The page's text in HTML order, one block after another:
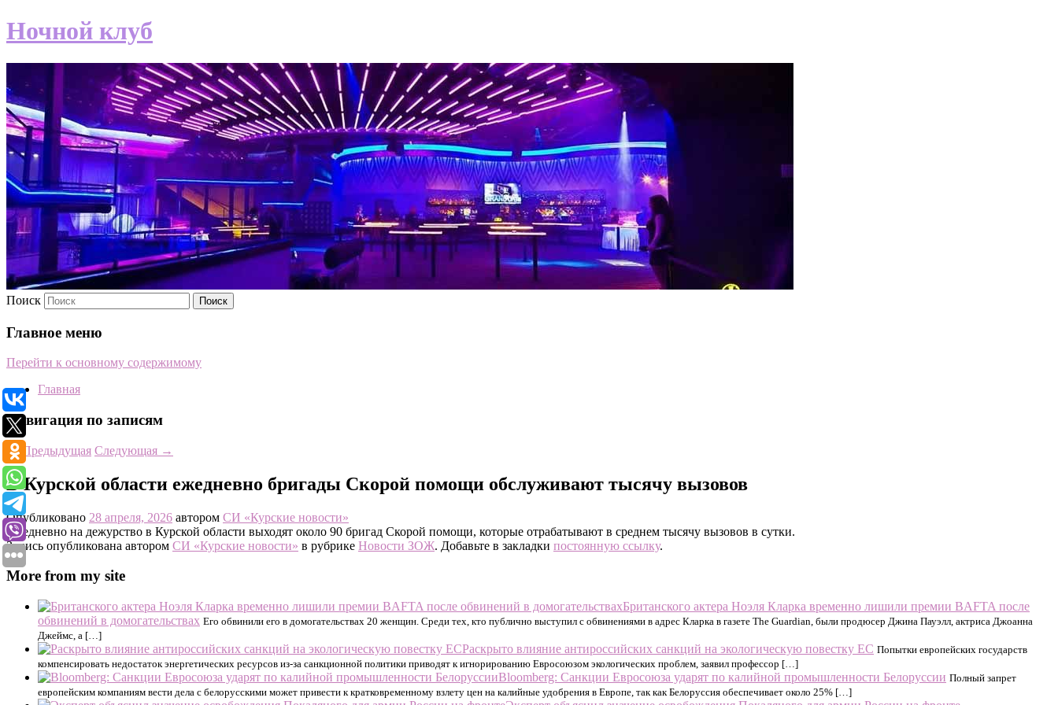
Ночной клуб
Поиск
Главное меню
Перейти к основному содержимому
Главная
Навигация по записям
←Предыдущая Следующая →
В Курской области ежедневно бригады Скорой помощи обслуживают тысячу вызовов
Опубликовано 28 апреля, 2026 автором СИ «Курские новости»
Ежедневно на дежурство в Курской области выходят около 90 бригад Скорой помощи, которые отрабатывают в среднем тысячу вызовов в сутки.
Запись опубликована автором СИ «Курские новости» в рубрике Новости ЗОЖ. Добавьте в закладки постоянную ссылку.
More from my site
Британского актера Ноэля Кларка временно лишили премии BAFTA после
обвинений в домогательствах Его обвинили его в домогательствах 20 женщин. Среди тех, кто публично выступил с обвинениями в адрес Кларка в газете The Guardian, были продюсер Джина Пауэлл, актриса Джоанна
Джеймс, а […]
Раскрыто влияние антироссийских санкций на экологическую повестку ЕС Попытки европейских государств
компенсировать недостаток энергетических ресурсов из-за санкционной политики приводят к игнорированию Евросоюзом экологических проблем, заявил профессор […]
Bloomberg: Санкции Евросоюза ударят по калийной промышленности Белоруссии Полный запрет
европейским компаниям вести дела с белорусскими может привести к кратковременному взлету цен на калийные удобрения в Европе, так как Белоруссия обеспечивает около 25% […]